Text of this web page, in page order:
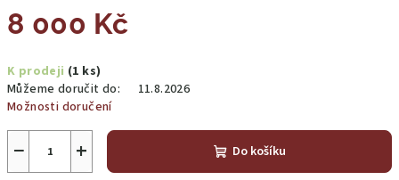
8 000 Kč
cena:
K prodeji (1 ks)
Můžeme doručit do:
11.8.2026
Možnosti doručení
+
− Do košíku